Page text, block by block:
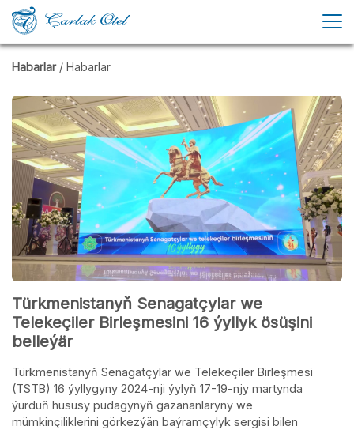
Habarlar / Habarlar
Türkmenistanyň Senagatçylar we
Telekeçiler Birleşmesini 16 ýyllyk ösüşini
belleýär
Türkmenistanyň Senagatçylar we Telekeçiler Birleşmesi
(TSTB) 16 ýyllygyny 2024-nji ýylyň 17-19-njy martynda
ýurduň hususy pudagynyň gazananlaryny we
mümkinçiliklerini görkezýän baýramçylyk sergisi bilen